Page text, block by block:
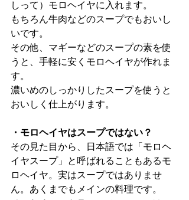
しって）モロヘイヤに入れます。
もちろん牛肉などのスープでもおいし
いです。
その他、マギーなどのスープの素を使
うと、手軽に安くモロヘイヤが作れま
す。
濃いめのしっかりしたスープを使うと
おいしく仕上がります。
・モロヘイヤはスープではない？
その見た目から、日本語では「モロヘ
イヤスープ」と呼ばれることもあるモ
ロヘイヤ。実はスープではありませ
ん。あくまでもメインの料理です。